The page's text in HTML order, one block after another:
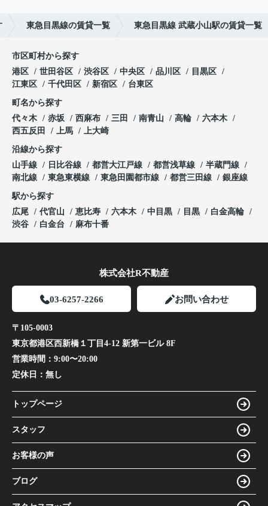
東急目黒線の賃貸一覧 東急目黒線 武蔵小山駅の賃貸一覧
市区町村から探す
港区
世田谷区 渋谷区 中央区 品川区
目黒区
江東区
千代田区 新宿区 台東区
町名から探す
代々木
赤坂 西麻布 三田 南青山 高輪
六本木
西五反田
上馬 上大崎
沿線から探す
山手線
日比谷線 都営大江戸線 都営浅草線
半蔵門線
南北線
東急東横線 東急田園都市線 都営三田線 銀座線
駅から探す
広尾
代官山 恵比寿 六本木 中目黒 目黒
白金高輪
渋谷
白金台 麻布十番
株式会社R不動産
03-6257-2266 お問い合わせ
〒105-0003
東京都港区西新橋１丁目4-12 新第一ビル 8F
営業時間： 9:00〜20:00
定休日： 無し
トップページ
スタッフ
お客様の声
ブログ